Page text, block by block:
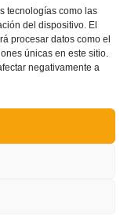
tecnologías como las
del dispositivo. El
procesar datos como el
únicas en este sitio.
negativamente a
B en Valencia,
el 20 de septiembre)
el 20 de septiembre)